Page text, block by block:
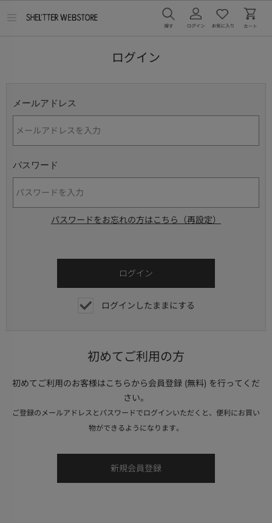
ログイン
メールアドレス
パスワード
パスワードをお忘れの方はこちら（再設定）
ログインしたままにする
初めてご利用の方
初めてご利用のお客様はこちらから会員登録 (無料) を行ってくだ
さい。
ご登録のメールアドレスとパスワードでログインいただくと、便利にお買い
物ができるようになります。